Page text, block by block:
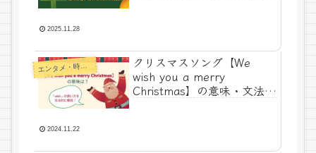
2025.11.28
エ
ンタメ・時事ネタ
クリスマスソング【We
wish you a merry
Christmas】の意味・文法
2024.11.22